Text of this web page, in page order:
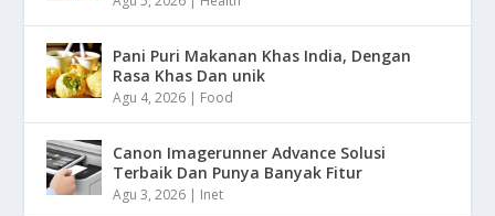
Pani Puri Makanan Khas India, Dengan
Rasa Khas Dan unik
Agu 4, 2026 | Food
Canon Imagerunner Advance Solusi
Terbaik Dan Punya Banyak Fitur
Agu 3, 2026 | Inet